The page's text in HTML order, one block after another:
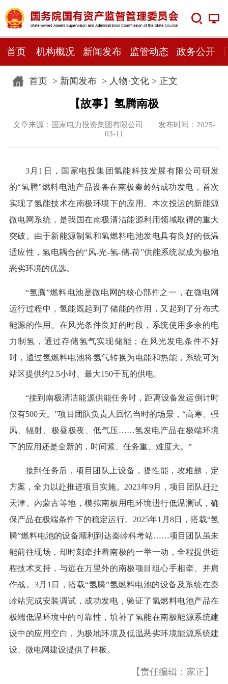
首页 机构概况 新闻发布 监管动态 政务公开
首页> 新闻发布> 人物·文化> 正文
【故事】氢腾南极
文章来源：国家电力投资集团有限公司 发布时间：2025-
03-11
3月1日，国家电投集团氢能科技发展有限公司研发
的“氢腾”燃料电池产品设备在南极秦岭站成功发电，首次
实现了氢能技术在南极环境下的应用。本次投运的新能源
微电网系统，是我国在南极清洁能源利用领域取得的重大
突破。由于新能源制氢和氢燃料电池发电具有良好的低温
适应性，氢电耦合的“风-光-氢-储-荷”供能系统就成为极地
恶劣环境的优选。
“氢腾”燃料电池是微电网的核心部件之一，在微电网
运行过程中，氢能既起到了储能的作用，又起到了分布式
能源的作用。在风光条件良好的时段，系统使用多余的电
力制氢，通过存储氢气实现储能；在风光发电条件不好
时，通过氢燃料电池将氢气转换为电能和热能，系统可为
站区提供约2.5小时、最大150千瓦的供电。
“接到南极清洁能源供能任务时，距离设备发运倒计时
仅有500天。”项目团队负责人回忆当时的场景，“高寒、强
风、辐射、极昼极夜、低气压……氢发电产品在极端环境
下的应用还是全新的，时间紧、任务重、难度大。”
接到任务后，项目团队上设备，提性能，攻难题，定
方案，全力以赴推进项目实施。2023年9月，项目团队赶赴
天津、内蒙古等地，模拟南极用电环境进行低温测试，确
保产品在极端条件下的稳定运行。2025年1月8日，搭载“氢
腾”燃料电池的设备顺利到达秦岭科考站……项目团队虽未
能前往现场，却时刻牵挂着南极的一举一动，全程提供远
程技术支持，与远在万里外的南极项目组心手相牵、并肩
作战。3月1日，搭载“氢腾”氢燃料电池的设备及系统在秦
岭站完成安装调试，成功发电，验证了氢燃料电池产品在
极端低温环境中的可靠性，填补了氢能在南极能源系统建
设中的应用空白，为极地环境及低温恶劣环境能源系统建
设、微电网建设提供了样板。
【责任编辑：家正】